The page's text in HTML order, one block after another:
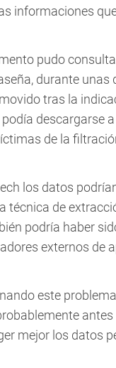
informaciones
pudo
durante unas
tras la
descargarse
de la
los datos
técnica de
podría haber
externos de
este
mejor los datos